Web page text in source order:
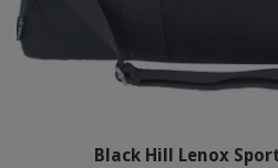
Black Hill Lenox